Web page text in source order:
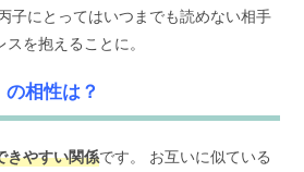
子にとってはいつまでも読めない相手
を抱えることに。
の相性は？
きやすい関係です。 お互いに似ている